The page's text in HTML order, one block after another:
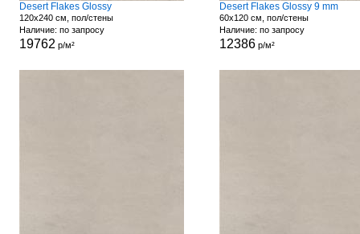
Desert Flakes Glossy
120x240 см, пол/стены
Наличие: по запросу
19762 р/м²
Desert Flakes Glossy 9 mm
60x120 см, пол/стены
Наличие: по запросу
12386р/м²